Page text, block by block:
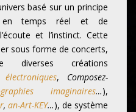
basé sur un principe
en temps réel et de
et l’instinct. Cette
sous forme de concerts,
diverses créations
électroniques, Composez-
imaginaires…),
, an-Art-KEY…), de système